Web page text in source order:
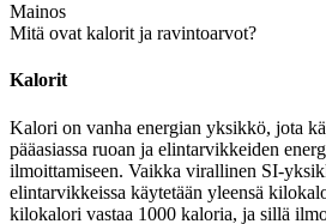
Mainos
Mitä ovat kalorit ja ravintoarvot?
Kalorit
Kalori on vanha energian yksikkö, jota
pääasiassa ruoan ja elintarvikkeiden
ilmoittamiseen. Vaikka virallinen SI-
elintarvikkeissa käytetään yleensä
kilokalori vastaa 1000 kaloria, ja sillä